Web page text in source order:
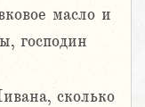
масло и
господин
сколько